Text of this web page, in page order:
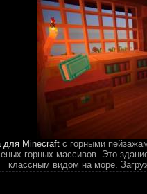
для Minecraft с горными
горных массивов. Это
классным видом на море.